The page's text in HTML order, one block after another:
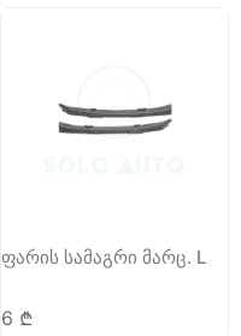
ფარის სამაგრი მარც. L
6 ₾